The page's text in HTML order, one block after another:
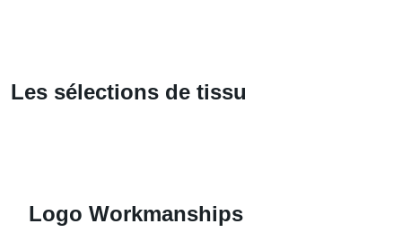
Les sélections de tissu
Logo Workmanships